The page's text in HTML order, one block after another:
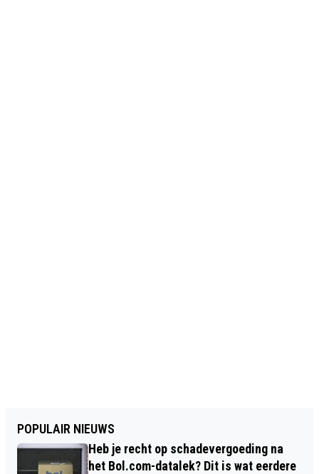
POPULAIR NIEUWS
Heb je recht op schadevergoeding na
het Bol.com-datalek? Dit is wat eerdere